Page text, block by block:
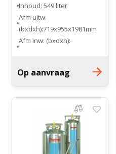
Inhoud: 549 liter
Afm uitw:
(bxdxh):719x955x1981mm
Afm inw: (bxdxh):
-86°C
Met V-Drive Technologie
Op aanvraag